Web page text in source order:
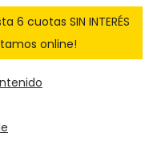
6 cuotas SIN INTERÉS
online!